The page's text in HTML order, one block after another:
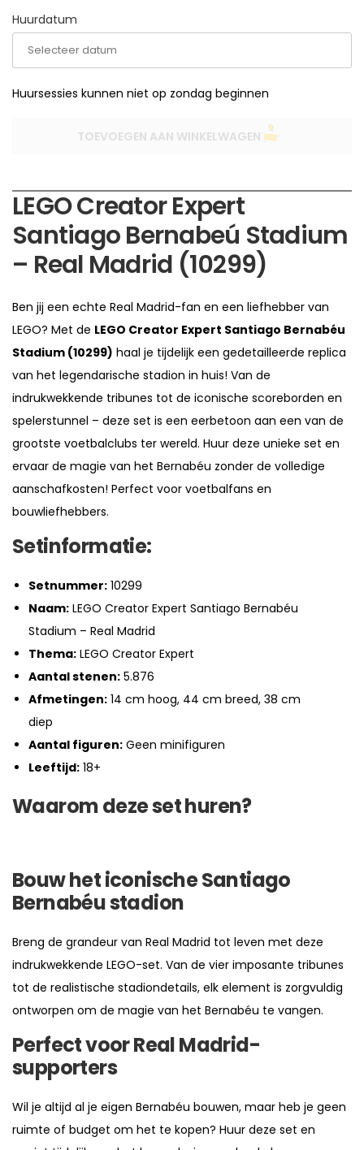
Huurdatum
Huursessies kunnen niet op zondag beginnen
TOEVOEGEN AAN WINKELWAGEN
LEGO Creator Expert
Santiago Bernabeú Stadium
– Real Madrid (10299)
Ben jij een echte Real Madrid-fan en een liefhebber van
LEGO? Met de LEGO Creator Expert Santiago Bernabéu
Stadium (10299) haal je tijdelijk een gedetailleerde replica
van het legendarische stadion in huis! Van de
indrukwekkende tribunes tot de iconische scoreborden en
spelerstunnel – deze set is een eerbetoon aan een van de
grootste voetbalclubs ter wereld. Huur deze unieke set en
ervaar de magie van het Bernabéu zonder de volledige
aanschafkosten! Perfect voor voetbalfans en
bouwliefhebbers.
Setinformatie:
Setnummer: 10299
Naam: LEGO Creator Expert Santiago Bernabéu
Stadium – Real Madrid
Thema: LEGO Creator Expert
Aantal stenen: 5.876
Afmetingen: 14 cm hoog, 44 cm breed, 38 cm
diep
Aantal figuren: Geen minifiguren
Leeftijd: 18+
Waarom deze set huren?
Bouw het iconische Santiago
Bernabéu stadion
Breng de grandeur van Real Madrid tot leven met deze
indrukwekkende LEGO-set. Van de vier imposante tribunes
tot de realistische stadiondetails, elk element is zorgvuldig
ontworpen om de magie van het Bernabéu te vangen.
Perfect voor Real Madrid-
supporters
Wil je altijd al je eigen Bernabéu bouwen, maar heb je geen
ruimte of budget om het te kopen? Huur deze set en